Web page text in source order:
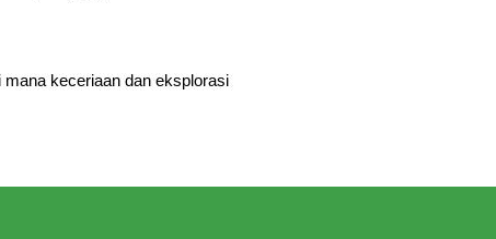
mana keceriaan dan eksplorasi